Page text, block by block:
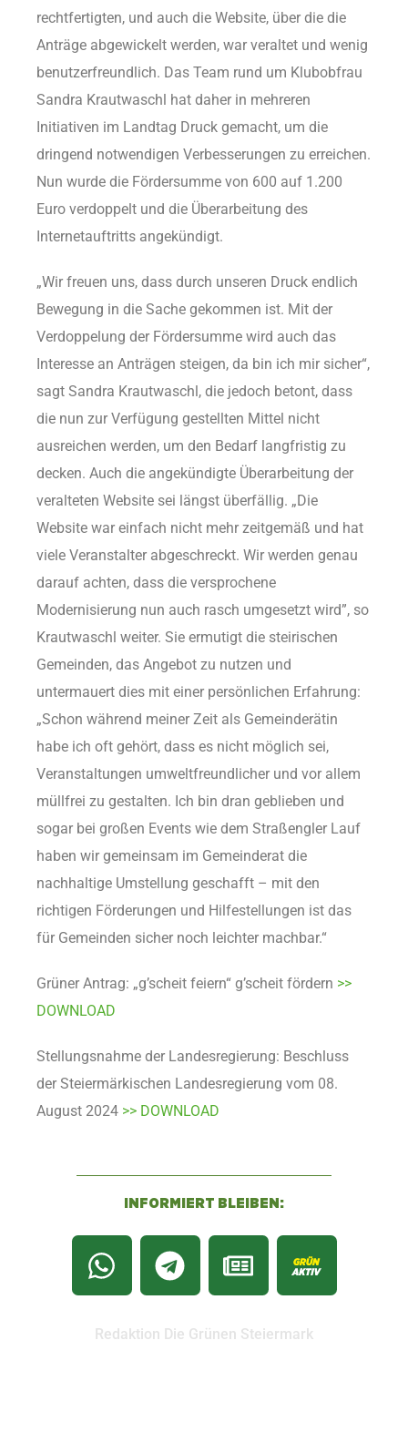
rechtfertigten, und auch die Website, über die die
Anträge abgewickelt werden, war veraltet und wenig
benutzerfreundlich. Das Team rund um Klubobfrau
Sandra Krautwaschl hat daher in mehreren
Initiativen im Landtag Druck gemacht, um die
dringend notwendigen Verbesserungen zu erreichen.
Nun wurde die Fördersumme von 600 auf 1.200
Euro verdoppelt und die Überarbeitung des
Internetauftritts angekündigt.
„Wir freuen uns, dass durch unseren Druck endlich
Bewegung in die Sache gekommen ist. Mit der
Verdoppelung der Fördersumme wird auch das
Interesse an Anträgen steigen, da bin ich mir sicher“,
sagt Sandra Krautwaschl, die jedoch betont, dass
die nun zur Verfügung gestellten Mittel nicht
ausreichen werden, um den Bedarf langfristig zu
decken. Auch die angekündigte Überarbeitung der
veralteten Website sei längst überfällig. „Die
Website war einfach nicht mehr zeitgemäß und hat
viele Veranstalter abgeschreckt. Wir werden genau
darauf achten, dass die versprochene
Modernisierung nun auch rasch umgesetzt wird”, so
Krautwaschl weiter. Sie ermutigt die steirischen
Gemeinden, das Angebot zu nutzen und
untermauert dies mit einer persönlichen Erfahrung:
„Schon während meiner Zeit als Gemeinderätin
habe ich oft gehört, dass es nicht möglich sei,
Veranstaltungen umweltfreundlicher und vor allem
müllfrei zu gestalten. Ich bin dran geblieben und
sogar bei großen Events wie dem Straßengler Lauf
haben wir gemeinsam im Gemeinderat die
nachhaltige Umstellung geschafft – mit den
richtigen Förderungen und Hilfestellungen ist das
für Gemeinden sicher noch leichter machbar.“
Grüner Antrag: „g’scheit feiern“ g’scheit fördern >>
DOWNLOAD
Stellungsnahme der Landesregierung: Beschluss
der Steiermärkischen Landesregierung vom 08.
August 2024 >> DOWNLOAD
INFORMIERT BLEIBEN:
Redaktion Die Grünen Steiermark